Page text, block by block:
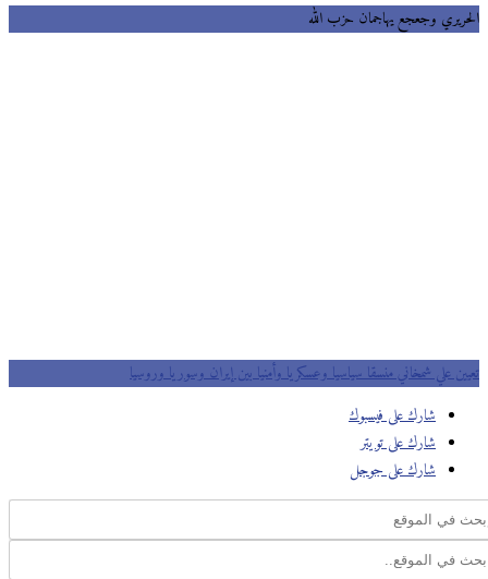
وجعجع يهاجمان حزب الله
علي شمخاني منسقا سياسيا وعسكريا وأمنيا بين إيران وسوريا وروسيا
شارك على فيسبوك
شارك على تويتر
شارك على جوجل